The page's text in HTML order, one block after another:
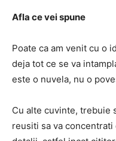
Afla ce vei spune
Poate ca am venit cu o
deja tot ce se va
este o nuvela, nu o
Cu alte cuvinte, trebuie
reusiti sa va